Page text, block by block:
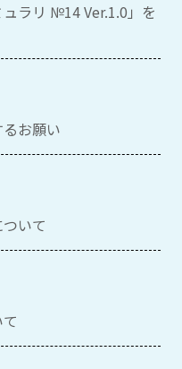
ュラリ №14 Ver.1.0」を
お願い
いて